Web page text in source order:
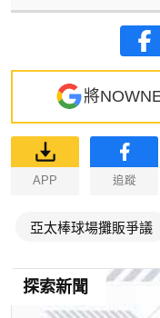
將
APP 追蹤
亞太棒球場攤販爭議
探索新聞